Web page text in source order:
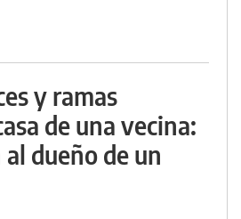
y ramas
de una vecina:
dueño de un